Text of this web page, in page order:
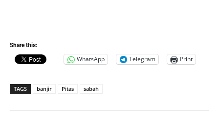
Share this:
WhatsApp Telegram Print
TAGS banjir Pitas sabah